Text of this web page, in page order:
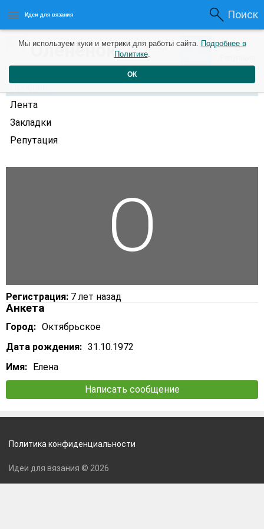
Идеи для вязания Поиск
Олененок7 лет назад 0 0
Профиль
Лента
Закладки
Репутация
Регистрация: 7 лет назад
Анкета
Город: Октябрьское
Дата рождения: 31.10.1972
Имя: Елена
Написать сообщение
Мы используем куки и метрики для работы сайта. Подробнее в
Политике.
ОК
Политика конфиденциальности
Идеи для вязания © 2026